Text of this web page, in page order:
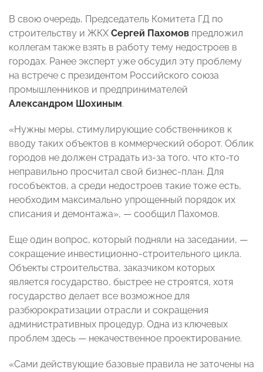
В свою очередь, Председатель Комитета ГД по
строительству и ЖКХ Сергей Пахомов предложил
коллегам также взять в работу тему недостроев в
городах. Ранее эксперт уже обсудил эту проблему
на встрече с президентом Российского союза
промышленников и предпринимателей
Александром Шохиным.
«Нужны меры, стимулирующие собственников к
вводу таких объектов в коммерческий оборот. Облик
городов не должен страдать из-за того, что кто-то
неправильно просчитал свой бизнес-план. Для
гособъектов, а среди недостроев такие тоже есть,
необходим максимально упрощенный порядок их
списания и демонтажа», — сообщил Пахомов.
Еще один вопрос, который подняли на заседании, —
сокращение инвестиционно-строительного цикла.
Объекты строительства, заказчиком которых
является государство, быстрее не строятся, хотя
государство делает все возможное для
разбюрократизации отрасли и сокращения
административных процедур. Одна из ключевых
проблем здесь — некачественное проектирование.
«Сами действующие базовые правила не заточены на